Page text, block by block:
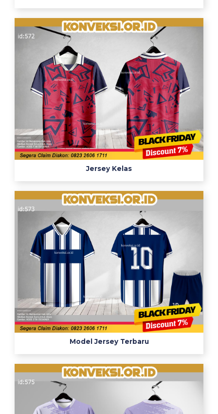
Jersey Kelas
Model Jersey Terbaru